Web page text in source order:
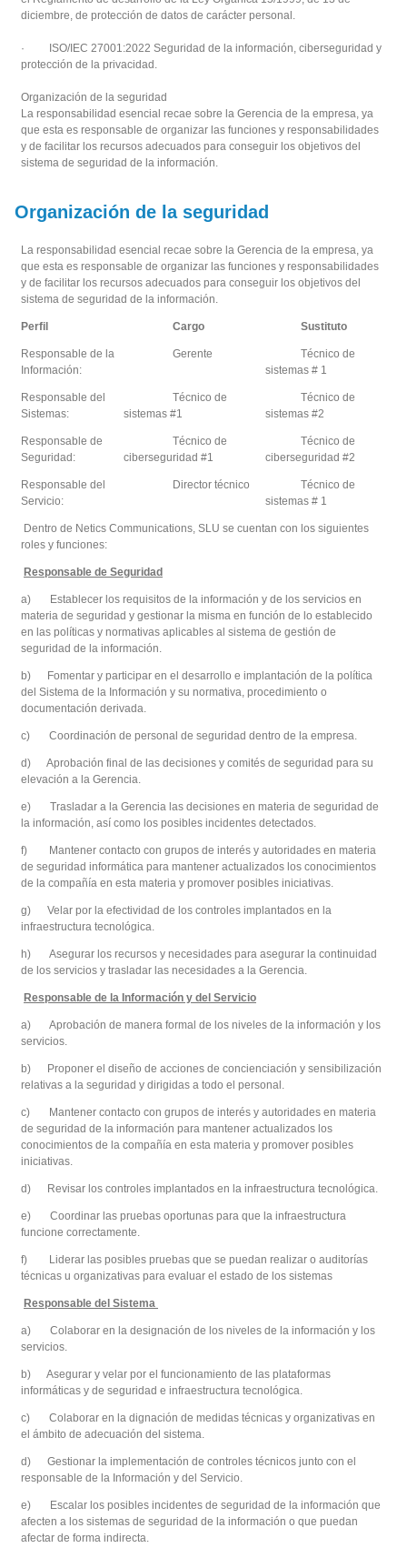
diciembre, de protección de datos de carácter personal.
· ISO/IEC 27001:2022 Seguridad de la información, ciberseguridad y
protección de la privacidad.
Organización de la seguridad
La responsabilidad esencial recae sobre la Gerencia de la empresa, ya
que esta es responsable de organizar las funciones y responsabilidades
y de facilitar los recursos adecuados para conseguir los objetivos del
sistema de seguridad de la información.
Organización de la seguridad
La responsabilidad esencial recae sobre la Gerencia de la empresa, ya
que esta es responsable de organizar las funciones y responsabilidades
y de facilitar los recursos adecuados para conseguir los objetivos del
sistema de seguridad de la información.
Perfil Cargo Sustituto
Responsable de la
Información:
Gerente
Técnico de
sistemas # 1
Responsable del
Sistemas:
Técnico de
sistemas #1
Técnico de
sistemas #2
Responsable de
Seguridad:
Técnico de
ciberseguridad #1
Técnico de
ciberseguridad #2
Responsable del
Servicio:
Director técnico
Técnico de
sistemas # 1
Dentro de Netics Communications, SLU se cuentan con los siguientes
roles y funciones:
Responsable de Seguridad
a) Establecer los requisitos de la información y de los servicios en
materia de seguridad y gestionar la misma en función de lo establecido
en las políticas y normativas aplicables al sistema de gestión de
seguridad de la información.
b) Fomentar y participar en el desarrollo e implantación de la política
del Sistema de la Información y su normativa, procedimiento o
documentación derivada.
c) Coordinación de personal de seguridad dentro de la empresa.
d) Aprobación final de las decisiones y comités de seguridad para su
elevación a la Gerencia.
e) Trasladar a la Gerencia las decisiones en materia de seguridad de
la información, así como los posibles incidentes detectados.
f) Mantener contacto con grupos de interés y autoridades en materia
de seguridad informática para mantener actualizados los conocimientos
de la compañía en esta materia y promover posibles iniciativas.
g) Velar por la efectividad de los controles implantados en la
infraestructura tecnológica.
h) Asegurar los recursos y necesidades para asegurar la continuidad
de los servicios y trasladar las necesidades a la Gerencia.
Responsable de la Información y del Servicio
a) Aprobación de manera formal de los niveles de la información y los
servicios.
b) Proponer el diseño de acciones de concienciación y sensibilización
relativas a la seguridad y dirigidas a todo el personal.
c) Mantener contacto con grupos de interés y autoridades en materia
de seguridad de la información para mantener actualizados los
conocimientos de la compañía en esta materia y promover posibles
iniciativas.
d) Revisar los controles implantados en la infraestructura tecnológica.
e) Coordinar las pruebas oportunas para que la infraestructura
funcione correctamente.
f) Liderar las posibles pruebas que se puedan realizar o auditorías
técnicas u organizativas para evaluar el estado de los sistemas
Responsable del Sistema
a) Colaborar en la designación de los niveles de la información y los
servicios.
b) Asegurar y velar por el funcionamiento de las plataformas
informáticas y de seguridad e infraestructura tecnológica.
c) Colaborar en la dignación de medidas técnicas y organizativas en
el ámbito de adecuación del sistema.
d) Gestionar la implementación de controles técnicos junto con el
responsable de la Información y del Servicio.
e) Escalar los posibles incidentes de seguridad de la información que
afecten a los sistemas de seguridad de la información o que puedan
afectar de forma indirecta.